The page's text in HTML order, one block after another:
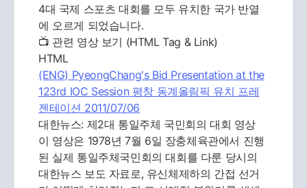
4대 국제 스포츠 대회를 모두 유치한 국가 반열
에 오르게 되었습니다.
📺 관련 영상 보기 (HTML Tag & Link)
HTML
(ENG) PyeongChang's Bid Presentation at the
123rd IOC Session 평창 동계올림픽 유치 프레
젠테이션 2011/07/06
대한뉴스: 제2대 통일주체 국민회의 대회 영상
이 영상은 1978년 7월 6일 장충체육관에서 진행
된 실제 통일주체국민회의 대회를 다룬 당시의
대한뉴스 보도 자료로, 유신체제하의 간접 선거